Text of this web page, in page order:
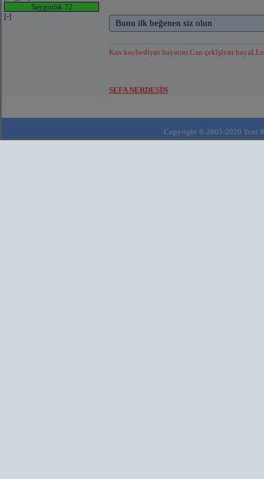
Saygınlık 72
[-]
Bunu ilk beğenen siz olun
Kan kaybedîyør hayatım.Can çekîşîyør
SEFA NERDESİN
Copyright © 2005-2020 Yeni